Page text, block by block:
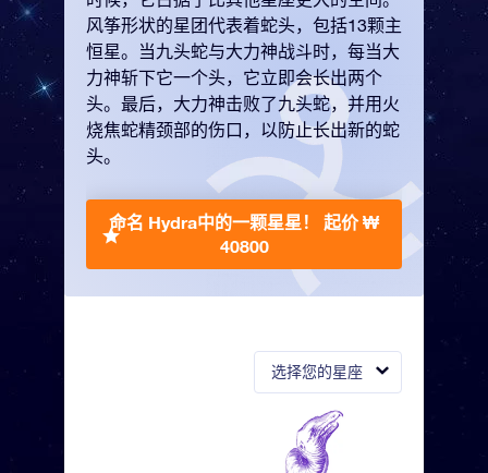
选择您的星座
风筝形状的星团代表着蛇头，包括13颗主
恒星。当九头蛇与大力神战斗时，每当大
力神斩下它一个头，它立即会长出两个
头。最后，大力神击败了九头蛇，并用火
烧焦蛇精颈部的伤口，以防止长出新的蛇
头。
命名 Hydra中的一颗星星！ 起价 ₩
40800